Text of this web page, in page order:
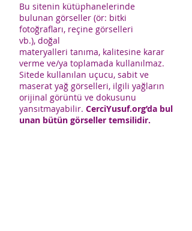
Bu sitenin kütüphanelerinde
bulunan görseller (ör: bitki
fotoğrafları, reçine görselleri
vb.), doğal
materyalleri tanıma, kalitesine karar
verme ve/ya toplamada kullanılmaz.
Sitede kullanılan uçucu, sabit ve
maserat yağ görselleri, ilgili yağların
orijinal görüntü ve dokusunu
yansıtmayabilir. CerciYusuf.org’da bul
unan bütün görseller temsilidir.